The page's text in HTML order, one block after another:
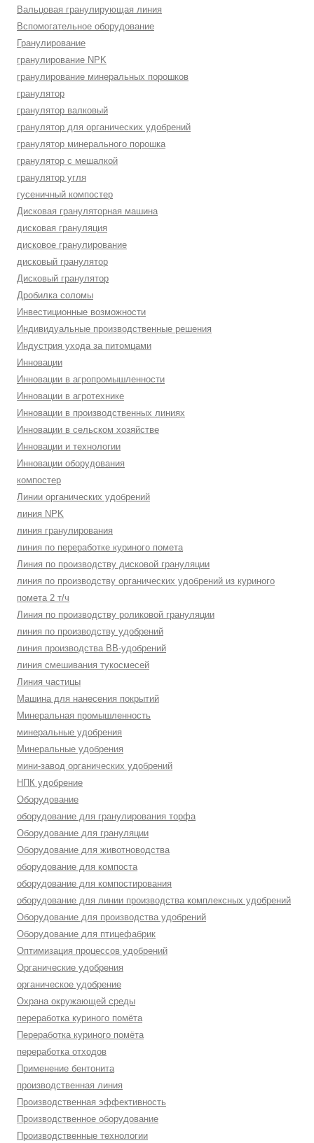
Вальцовая гранулирующая линия
Вспомогательное оборудование
Гранулирование
гранулирование NPK
гранулирование минеральных порошков
гранулятор
гранулятор валковый
гранулятор для органических удобрений
гранулятор минерального порошка
гранулятор с мешалкой
гранулятор угля
гусеничный компостер
Дисковая грануляторная машина
дисковая грануляция
дисковое гранулирование
дисковый гранулятор
Дисковый гранулятор
Дробилка соломы
Инвестиционные возможности
Индивидуальные производственные решения
Индустрия ухода за питомцами
Инновации
Инновации в агропромышленности
Инновации в агротехнике
Инновации в производственных линиях
Инновации в сельском хозяйстве
Инновации и технологии
Инновации оборудования
компостер
Линии органических удобрений
линия NPK
линия гранулирования
линия по переработке куриного помета
Линия по производству дисковой грануляции
линия по производству органических удобрений из куриного
помета 2 т/ч
Линия по производству роликовой грануляции
линия по производству удобрений
линия производства BB-удобрений
линия смешивания тукосмесей
Линия частицы
Машина для нанесения покрытий
Минеральная промышленность
минеральные удобрения
Минеральные удобрения
мини-завод органических удобрений
НПК удобрение
Оборудование
оборудование для гранулирования торфа
Оборудование для грануляции
Оборудование для животноводства
оборудование для компоста
оборудование для компостирования
оборудование для линии производства комплексных удобрений
Оборудование для производства удобрений
Оборудование для птицефабрик
Оптимизация процессов удобрений
Органические удобрения
органическое удобрение
Охрана окружающей среды
переработка куриного помёта
Переработка куриного помёта
переработка отходов
Применение бентонита
производственная линия
Производственная эффективность
Производственное оборудование
Производственные технологии